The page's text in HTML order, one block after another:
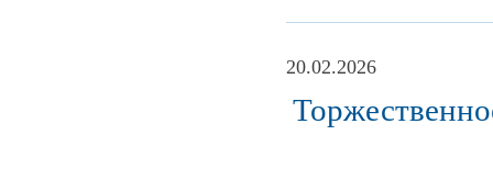
20.02.2026